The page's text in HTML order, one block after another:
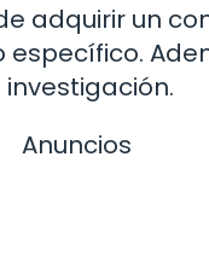
adquirir un
Anuncios